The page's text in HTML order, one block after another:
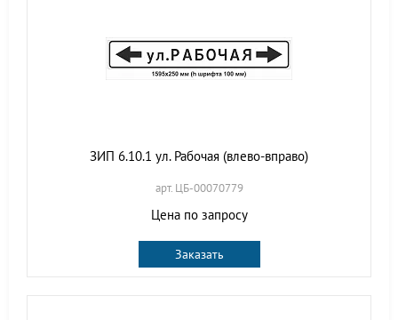
ЗИП 6.10.1 ул. Рабочая (влево-вправо)
арт. ЦБ-00070779
Цена по запросу
Заказать